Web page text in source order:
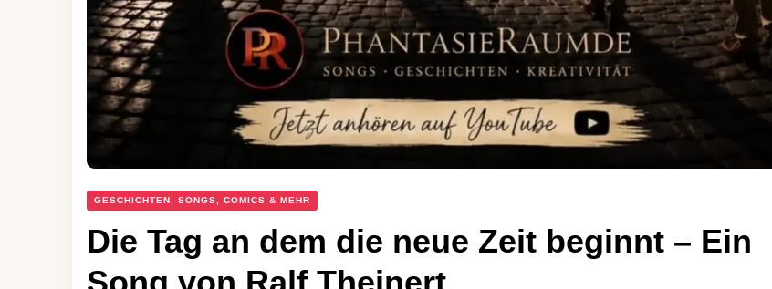
GESCHICHTEN, SONGS, COMICS & MEHR
Die Tag an dem die neue Zeit beginnt – Ein